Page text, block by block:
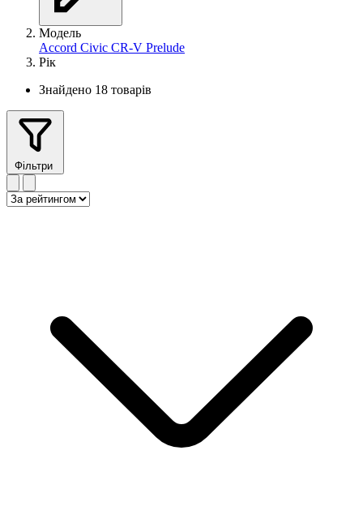
Модель
Accord Civic CR-V Prelude
Рік
Знайдено 18 товарів
Фільтри